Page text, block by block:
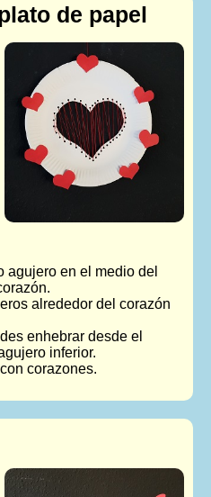
de papel
agujero en el medio del
alrededor del corazón
enhebrar desde el
inferior.
corazones.